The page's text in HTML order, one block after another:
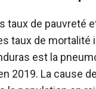
taux de
taux de mortalité
est la
2019. La cause